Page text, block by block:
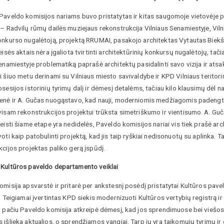
komisijos nariams buvo pristatytas ir kitas saugomoje vietovėje
Radvilų rūmų dailės muziejaus rekonstrukcija Vilniaus Senamiestyje,
nugalėtoją, projektą RRUMAI, pasakojo architektas Vytautas
aktais nėra įgaliota tvirtinti architektūrinių konkursų nugalėtojų,
problematiką paprašė architektų pasidalinti savo vizija ir
šiuo metu derinami su Vilniaus miesto savivaldybe ir KPD Vilniaus
istorinių tyrimų dalį ir dėmesį detalėms, tačiau kilo klausimų dėl
ir A. Gučas nuogąstavo, kad nauji, moderniomis medžiagomis
rekonstrukcijos projektui trūksta simetriškumo ir vientisumo. A.
šiame etape yra nedidelės, Paveldo komisijos nariai vis tiek prašė
kaip patobulinti projektą, kad jis taip ryškiai nedisonuotų su aplinka.
projektas paliko gerą įspūdį.
paveldo departamento veiklai
apsvarstė ir pritarė per ankstesnį posėdį pristatytai Kultūros
Teigiamai įvertintas KPD siekis modernizuoti Kultūros vertybių registrą
pačiu Paveldo komisija atkreipė dėmesį, kad jos sprendimuose bei
išlieka aktualios, o sprendžiamos vangiai. Tarp jų yra taikomųjų tyrimų